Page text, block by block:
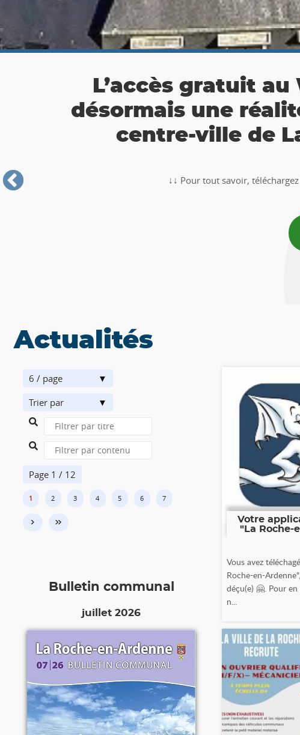
👉 Balade Totemus à
Partez à la chasse au
Actualités
6 / page
Trier par
Page 1 / 12
1 2 3 4 5 6 7
› »
Bulletin communal
juillet 2026
Votre
"La Roche-
Vous avez
Roche-en-
déçu(e) 🤗. Pour
n...